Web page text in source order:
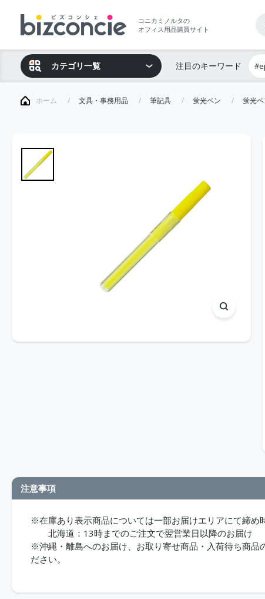
コニカミノルタの
オフィス用品購買サイト
カテゴリ一覧 注目のキーワード
ホーム 文具・事務用品 筆記具 蛍光ペン 蛍光
注意事項
※在庫あり表示商品については一部お届けエリアにて締め
北海道：13時までのご注文で翌営業日以降のお届け
※沖縄・離島へのお届け、お取り寄せ商品・入荷待ち商品
ださい。